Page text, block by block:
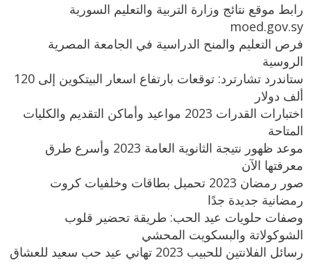
رابط موقع نتائج وزارة التربية والتعليم السورية
moed.gov.sy
فرص التعليم والمنح الدراسية في الجامعة المصرية
الروسية
ستاندرد تشارترد: توقعات بارتفاع اسعار البيتكوين إلى 120
ألف دولار
اختبارات القدرات 2023 مواعيد وأماكن التقديم والكليات
المتاحة
موعد ظهور نتيجة الثانوية العامة 2023 وأسرع طرق
معرفتها الآن
صور رمضان 2023 تحميل بطاقات وخلفيات كروت
رمضانية جديدة جدًا
وصفات حلويات عيد الحب: طريقة تحضير قلوب
الشوكولاتة والبسكويت المحشي
رسائل الفلانتين للحبيب 2023 تهاني عيد حب سعيد للعشاق